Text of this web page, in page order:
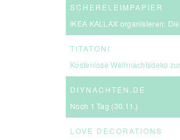
SCHERELEIMPAPIER
IKEA KALLAX organisieren: Die besten
TITATONI
Kostenlose Weihnachtsdeko zum Ausdrucken – eine kleine
DIYNACHTEN.DE
Noch 1 Tag (30.11.)
LOVE DECORATIONS